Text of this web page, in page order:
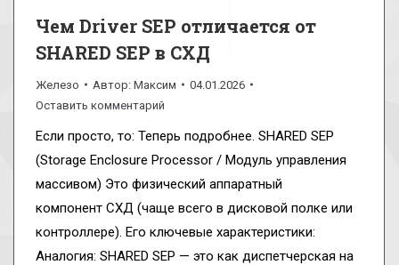
Чем Driver SEP отличается от
SHARED SEP в СХД
Железо Автор: Максим
04.01.2026
Оставить комментарий
Если просто, то: Теперь подробнее. SHARED SEP
(Storage Enclosure Processor / Модуль управления
массивом) Это физический аппаратный
компонент СХД (чаще всего в дисковой полке или
контроллере). Его ключевые характеристики:
Аналогия: SHARED SEP — это как диспетчерская на